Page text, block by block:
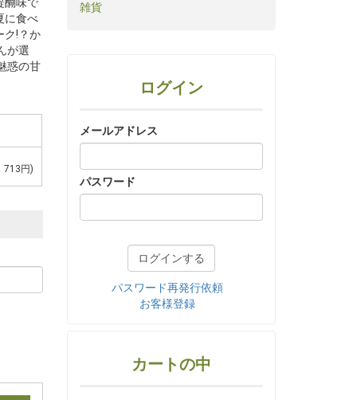
雑貨
に食べ
ク!？か
が選
惑の甘
713円)
ログイン
メールアドレス
パスワード
パスワード再発行依頼
お客様登録
カートの中